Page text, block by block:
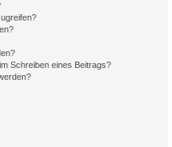
Schreiben eines Beitrags?